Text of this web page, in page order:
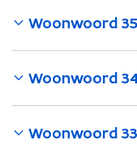
Woonwoord
Woonwoord
Woonwoord